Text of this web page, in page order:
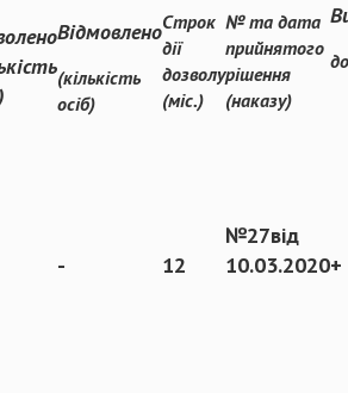
Строк
дії
дозволу
(міс.)
№ та дата
прийнятого
рішення
(наказу)
Відмовлено
(кількість
осіб)
- 12
№27від
10.03.2020+